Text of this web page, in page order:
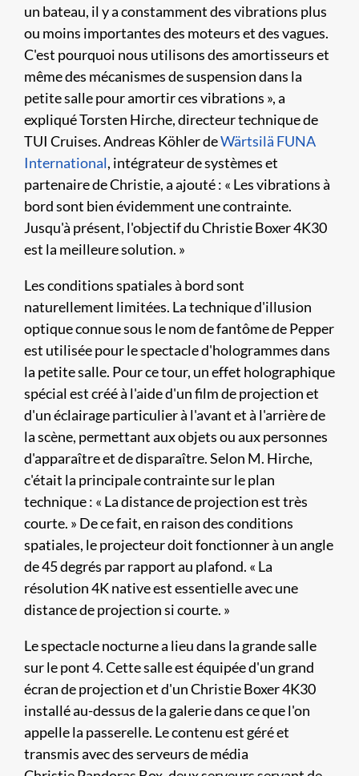
un bateau, il y a constamment des vibrations plus
ou moins importantes des moteurs et des vagues.
C'est pourquoi nous utilisons des amortisseurs et
même des mécanismes de suspension dans la
petite salle pour amortir ces vibrations », a
expliqué Torsten Hirche, directeur technique de
TUI Cruises. Andreas Köhler deWärtsilä FUNA
International, intégrateur de systèmes et
partenaire de Christie, a ajouté : « Les vibrations à
bord sont bien évidemment une contrainte.
Jusqu'à présent, l'objectif du Christie Boxer 4K30
est la meilleure solution. »
Les conditions spatiales à bord sont
naturellement limitées. La technique d'illusion
optique connue sous le nom de fantôme de Pepper
est utilisée pour le spectacle d'hologrammes dans
la petite salle. Pour ce tour, un effet holographique
spécial est créé à l'aide d'un film de projection et
d'un éclairage particulier à l'avant et à l'arrière de
la scène, permettant aux objets ou aux personnes
d'apparaître et de disparaître. Selon M. Hirche,
c'était la principale contrainte sur le plan
technique : « La distance de projection est très
courte. » De ce fait, en raison des conditions
spatiales, le projecteur doit fonctionner à un angle
de 45 degrés par rapport au plafond. « La
résolution 4K native est essentielle avec une
distance de projection si courte. »
Le spectacle nocturne a lieu dans la grande salle
sur le pont 4. Cette salle est équipée d'un grand
écran de projection et d'un Christie Boxer 4K30
installé au-dessus de la galerie dans ce que l'on
appelle la passerelle. Le contenu est géré et
transmis avec des serveurs de média